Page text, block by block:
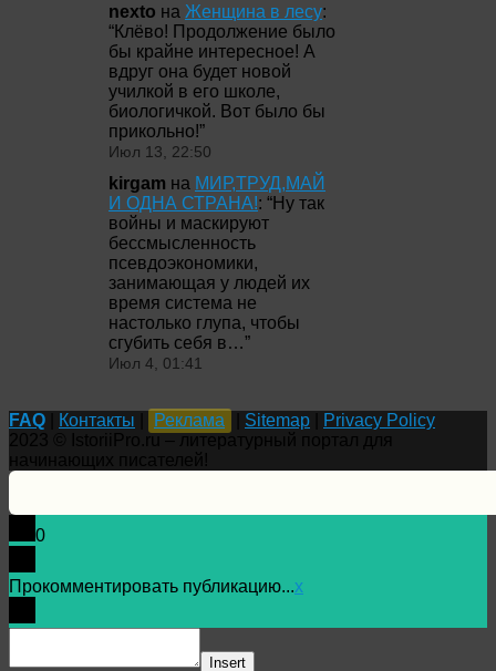
nexto на Женщина в лесу:
“Клёво! Продолжение было
бы крайне интересное! А
вдруг она будет новой
училкой в его школе,
биологичкой. Вот было бы
прикольно!”
Июл 13, 22:50
kirgam на МИР,ТРУД,МАЙ
И ОДНА СТРАНА!: “Ну так
войны и маскируют
бессмысленность
псевдоэкономики,
занимающая у людей их
время система не
настолько глупа, чтобы
сгубить себя в…”
Июл 4, 01:41
FAQ Контакты Реклама Sitemap
Privacy Policy
0
Прокомментировать публикацию...x
Insert